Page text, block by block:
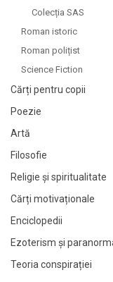
Colecția SAS
Roman istoric
Roman polițist
Science Fiction
Cărți pentru copii
Poezie
Artă
Filosofie
Religie și spiritualitate
Cărți motivaționale
Enciclopedii
Ezoterism și
Teoria conspirației